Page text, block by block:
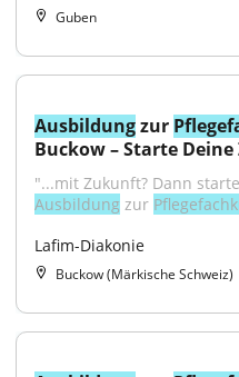
Guben
Ausbildung zur
Buckow – Starte
Ausbildung zur
Lafim-Diakonie
Buckow (Märkische Schweiz)